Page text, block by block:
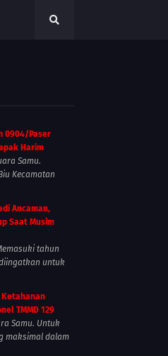
0904/Paser
Harim
Samu.
Kecamatan
Ancaman,
Saat Musim
tahun
untuk
Ketahanan
TMMD 129
Samu. Untuk
maksimal dalam